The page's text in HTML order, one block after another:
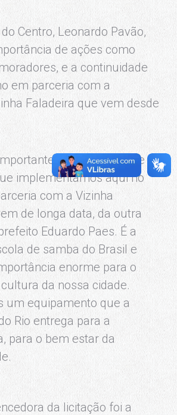
Centro, Leonardo Pavão,
de ações como
e a continuidade
em parceria com a
Faladeira que vem desde
dar continuidade
implementamos aqui no
com a Vizinha
de longa data, da outra
Eduardo Paes. É a
de samba do Brasil e
enorme para o
da nossa cidade.
um equipamento que a
Rio entrega para a
para o bem estar da
da licitação foi a